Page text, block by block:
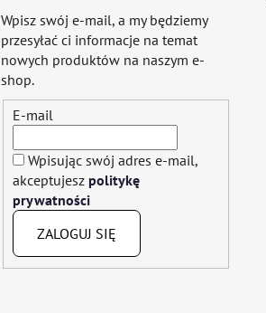
Wpisz swój e-mail, a my będziemy
przesyłać ci informacje na temat
nowych produktów na naszym e-
shop.
E-mail
Wpisując swój adres e-mail,
akceptujesz politykę
prywatności
ZALOGUJ SIĘ